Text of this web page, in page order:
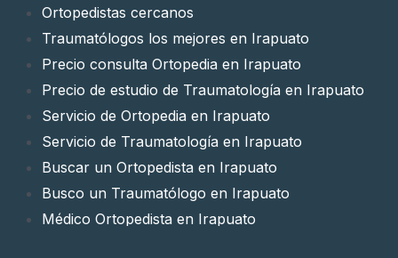
Ortopedistas cercanos
Traumatólogos los mejores en Irapuato
Precio consulta Ortopedia en Irapuato
Precio de estudio de Traumatología en Irapuato
Servicio de Ortopedia en Irapuato
Servicio de Traumatología en Irapuato
Buscar un Ortopedista en Irapuato
Busco un Traumatólogo en Irapuato
Médico Ortopedista en Irapuato